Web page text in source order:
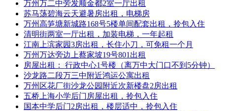
万州万二中旁发顺金都2室一厅出租
苏马荡碧海云天避暑房出租，电梯房
万州高笋塘新城路168号5楼单间配套出租，拎包入住
清明街两室一厅出租，加装电梯，一年起租
江南上滨家园3房出租，长住小刀，可免租一个月
万州万达旁边上蔡家坡19号801出租
房屋出租： 行政中心1号楼（离万中大门口不到5分钟）
沙龙路二段万三中附近鸿运公寓出租
万州区花厂街沙龙公园附近次新楼盘2房出租
五桥上海小学后门房屋出租，拎包入住
国本中学后门2房出租，楼层适中，拎包入住